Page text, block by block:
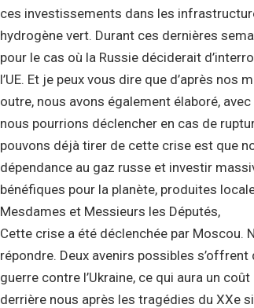
ces investissements dans les
hydrogène vert. Durant ces dernières
pour le cas où la Russie déciderait
l’UE. Et je peux vous dire que d’après
outre, nous avons également élaboré,
nous pourrions déclencher en cas de
pouvons déjà tirer de cette crise est que
dépendance au gaz russe et investir
bénéfiques pour la planète, produites
Mesdames et Messieurs les Députés,
Cette crise a été déclenchée par Moscou.
répondre. Deux avenirs possibles
guerre contre l’Ukraine, ce qui aura un
derrière nous après les tragédies du XXe